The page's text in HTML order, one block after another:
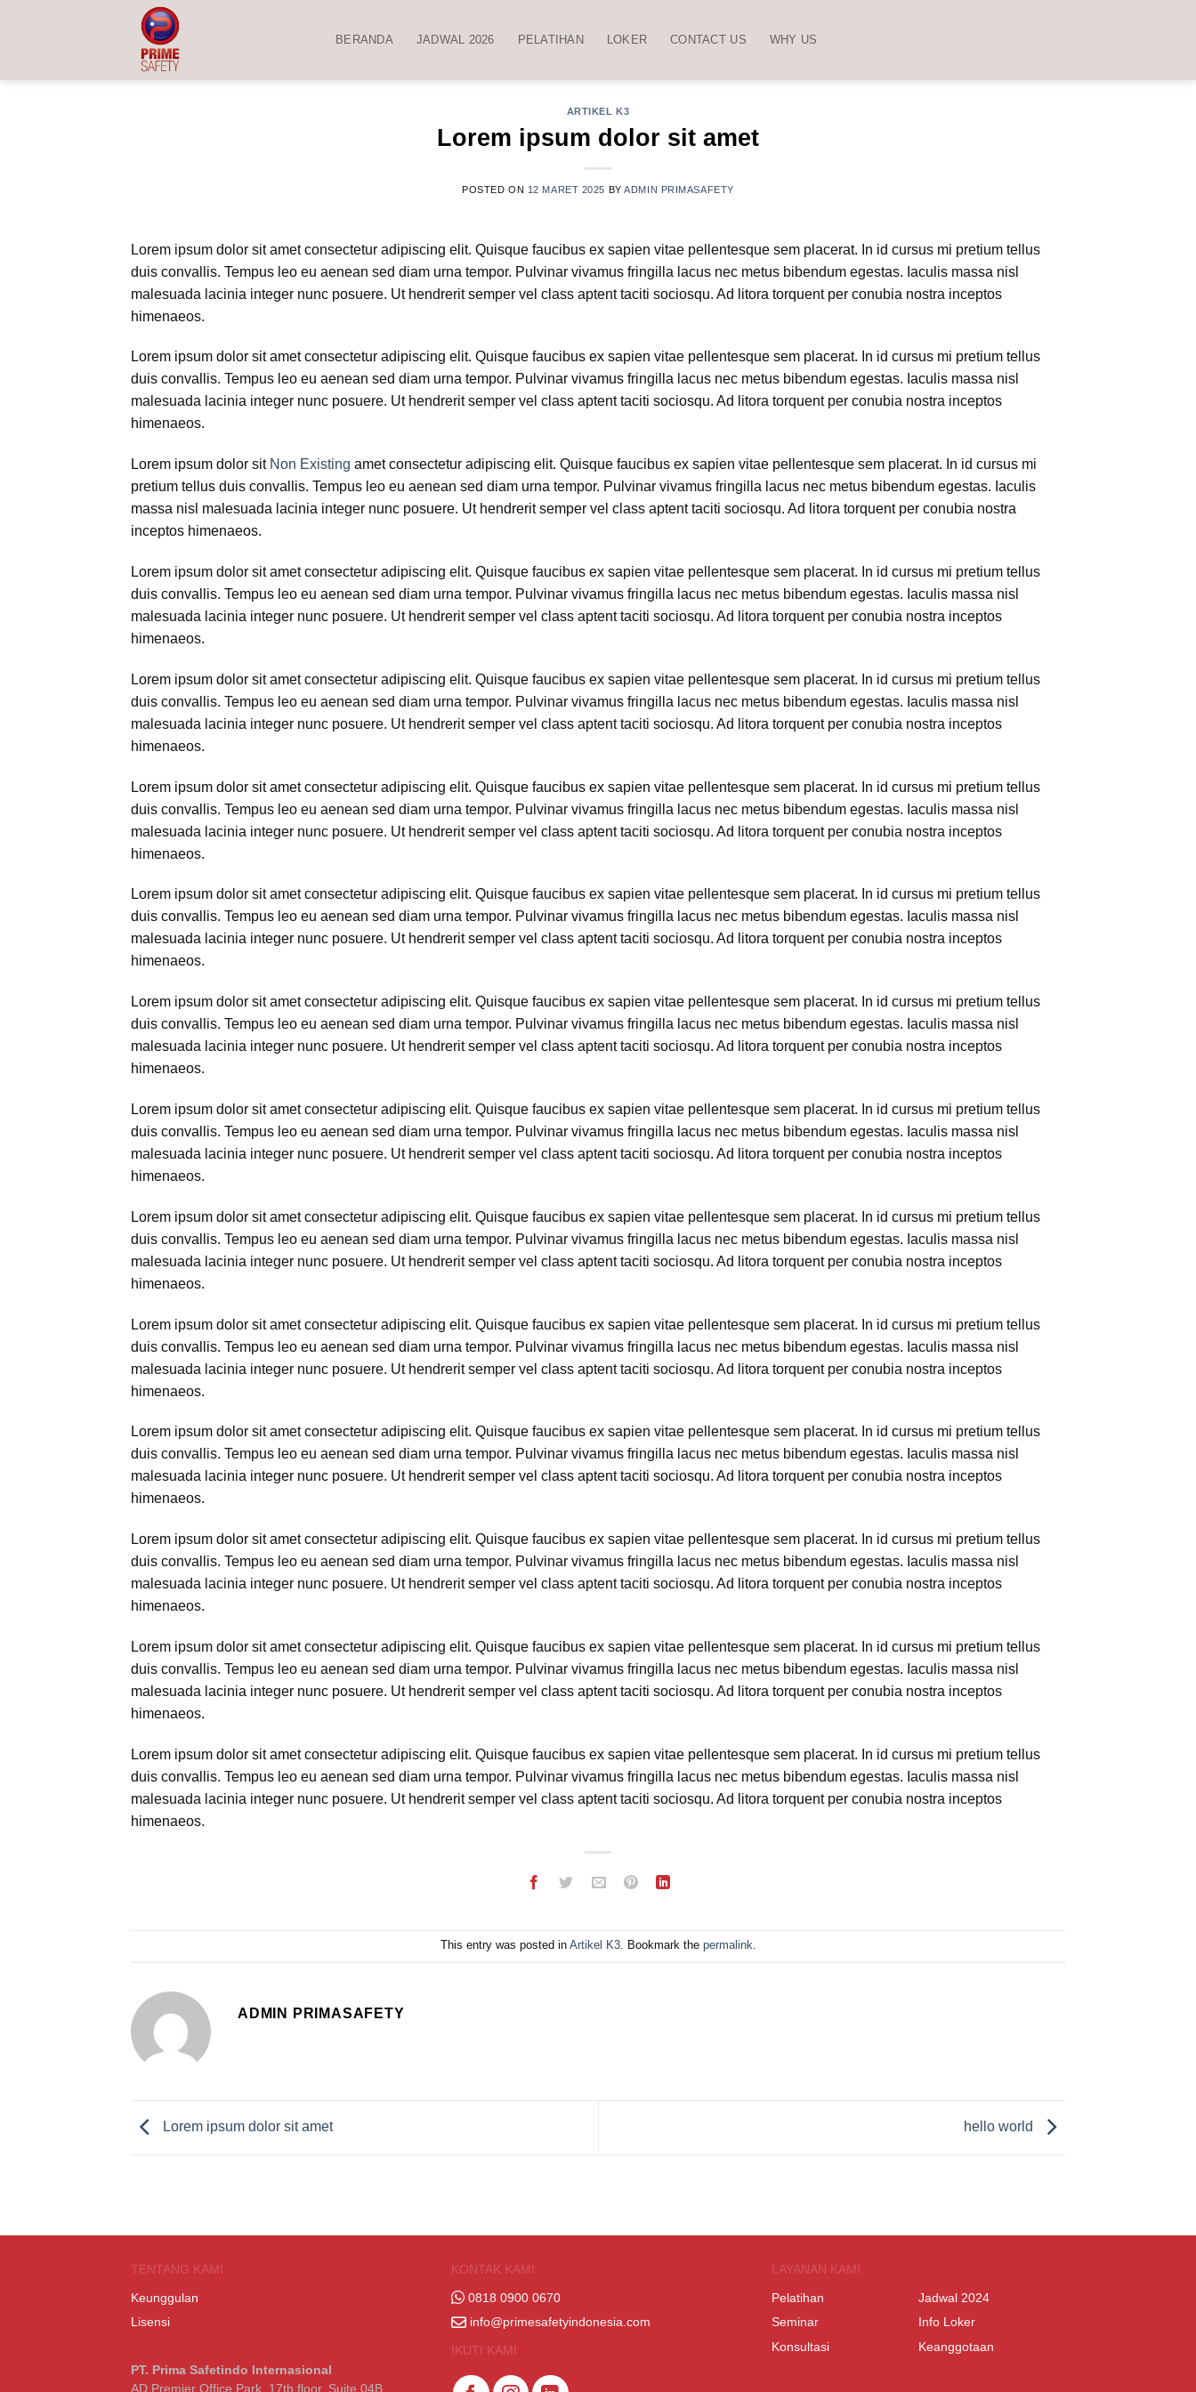
BERANDA JADWAL 2026 PELATIHAN LOKER CONTACT US WHY US
ARTIKEL K3
Lorem ipsum dolor sit amet
POSTED ON 12 MARET 2025 BYADMIN PRIMASAFETY
Lorem ipsum dolor sit amet consectetur adipiscing elit. Quisque faucibus ex sapien vitae pellentesque sem placerat. In id cursus mi pretium tellus
duis convallis. Tempus leo eu aenean sed diam urna tempor. Pulvinar vivamus fringilla lacus nec metus bibendum egestas. Iaculis massa nisl
malesuada lacinia integer nunc posuere. Ut hendrerit semper vel class aptent taciti sociosqu. Ad litora torquent per conubia nostra inceptos
himenaeos.
Lorem ipsum dolor sit amet consectetur adipiscing elit. Quisque faucibus ex sapien vitae pellentesque sem placerat. In id cursus mi pretium tellus
duis convallis. Tempus leo eu aenean sed diam urna tempor. Pulvinar vivamus fringilla lacus nec metus bibendum egestas. Iaculis massa nisl
malesuada lacinia integer nunc posuere. Ut hendrerit semper vel class aptent taciti sociosqu. Ad litora torquent per conubia nostra inceptos
himenaeos.
Lorem ipsum dolor sit Non Existing amet consectetur adipiscing elit. Quisque faucibus ex sapien vitae pellentesque sem placerat. In id cursus mi
pretium tellus duis convallis. Tempus leo eu aenean sed diam urna tempor. Pulvinar vivamus fringilla lacus nec metus bibendum egestas. Iaculis
massa nisl malesuada lacinia integer nunc posuere. Ut hendrerit semper vel class aptent taciti sociosqu. Ad litora torquent per conubia nostra
inceptos himenaeos.
Lorem ipsum dolor sit amet consectetur adipiscing elit. Quisque faucibus ex sapien vitae pellentesque sem placerat. In id cursus mi pretium tellus
duis convallis. Tempus leo eu aenean sed diam urna tempor. Pulvinar vivamus fringilla lacus nec metus bibendum egestas. Iaculis massa nisl
malesuada lacinia integer nunc posuere. Ut hendrerit semper vel class aptent taciti sociosqu. Ad litora torquent per conubia nostra inceptos
himenaeos.
Lorem ipsum dolor sit amet consectetur adipiscing elit. Quisque faucibus ex sapien vitae pellentesque sem placerat. In id cursus mi pretium tellus
duis convallis. Tempus leo eu aenean sed diam urna tempor. Pulvinar vivamus fringilla lacus nec metus bibendum egestas. Iaculis massa nisl
malesuada lacinia integer nunc posuere. Ut hendrerit semper vel class aptent taciti sociosqu. Ad litora torquent per conubia nostra inceptos
himenaeos.
Lorem ipsum dolor sit amet consectetur adipiscing elit. Quisque faucibus ex sapien vitae pellentesque sem placerat. In id cursus mi pretium tellus
duis convallis. Tempus leo eu aenean sed diam urna tempor. Pulvinar vivamus fringilla lacus nec metus bibendum egestas. Iaculis massa nisl
malesuada lacinia integer nunc posuere. Ut hendrerit semper vel class aptent taciti sociosqu. Ad litora torquent per conubia nostra inceptos
himenaeos.
Lorem ipsum dolor sit amet consectetur adipiscing elit. Quisque faucibus ex sapien vitae pellentesque sem placerat. In id cursus mi pretium tellus
duis convallis. Tempus leo eu aenean sed diam urna tempor. Pulvinar vivamus fringilla lacus nec metus bibendum egestas. Iaculis massa nisl
malesuada lacinia integer nunc posuere. Ut hendrerit semper vel class aptent taciti sociosqu. Ad litora torquent per conubia nostra inceptos
himenaeos.
Lorem ipsum dolor sit amet consectetur adipiscing elit. Quisque faucibus ex sapien vitae pellentesque sem placerat. In id cursus mi pretium tellus
duis convallis. Tempus leo eu aenean sed diam urna tempor. Pulvinar vivamus fringilla lacus nec metus bibendum egestas. Iaculis massa nisl
malesuada lacinia integer nunc posuere. Ut hendrerit semper vel class aptent taciti sociosqu. Ad litora torquent per conubia nostra inceptos
himenaeos.
Lorem ipsum dolor sit amet consectetur adipiscing elit. Quisque faucibus ex sapien vitae pellentesque sem placerat. In id cursus mi pretium tellus
duis convallis. Tempus leo eu aenean sed diam urna tempor. Pulvinar vivamus fringilla lacus nec metus bibendum egestas. Iaculis massa nisl
malesuada lacinia integer nunc posuere. Ut hendrerit semper vel class aptent taciti sociosqu. Ad litora torquent per conubia nostra inceptos
himenaeos.
Lorem ipsum dolor sit amet consectetur adipiscing elit. Quisque faucibus ex sapien vitae pellentesque sem placerat. In id cursus mi pretium tellus
duis convallis. Tempus leo eu aenean sed diam urna tempor. Pulvinar vivamus fringilla lacus nec metus bibendum egestas. Iaculis massa nisl
malesuada lacinia integer nunc posuere. Ut hendrerit semper vel class aptent taciti sociosqu. Ad litora torquent per conubia nostra inceptos
himenaeos.
Lorem ipsum dolor sit amet consectetur adipiscing elit. Quisque faucibus ex sapien vitae pellentesque sem placerat. In id cursus mi pretium tellus
duis convallis. Tempus leo eu aenean sed diam urna tempor. Pulvinar vivamus fringilla lacus nec metus bibendum egestas. Iaculis massa nisl
malesuada lacinia integer nunc posuere. Ut hendrerit semper vel class aptent taciti sociosqu. Ad litora torquent per conubia nostra inceptos
himenaeos.
Lorem ipsum dolor sit amet consectetur adipiscing elit. Quisque faucibus ex sapien vitae pellentesque sem placerat. In id cursus mi pretium tellus
duis convallis. Tempus leo eu aenean sed diam urna tempor. Pulvinar vivamus fringilla lacus nec metus bibendum egestas. Iaculis massa nisl
malesuada lacinia integer nunc posuere. Ut hendrerit semper vel class aptent taciti sociosqu. Ad litora torquent per conubia nostra inceptos
himenaeos.
Lorem ipsum dolor sit amet consectetur adipiscing elit. Quisque faucibus ex sapien vitae pellentesque sem placerat. In id cursus mi pretium tellus
duis convallis. Tempus leo eu aenean sed diam urna tempor. Pulvinar vivamus fringilla lacus nec metus bibendum egestas. Iaculis massa nisl
malesuada lacinia integer nunc posuere. Ut hendrerit semper vel class aptent taciti sociosqu. Ad litora torquent per conubia nostra inceptos
himenaeos.
Lorem ipsum dolor sit amet consectetur adipiscing elit. Quisque faucibus ex sapien vitae pellentesque sem placerat. In id cursus mi pretium tellus
duis convallis. Tempus leo eu aenean sed diam urna tempor. Pulvinar vivamus fringilla lacus nec metus bibendum egestas. Iaculis massa nisl
malesuada lacinia integer nunc posuere. Ut hendrerit semper vel class aptent taciti sociosqu. Ad litora torquent per conubia nostra inceptos
himenaeos.
Lorem ipsum dolor sit amet consectetur adipiscing elit. Quisque faucibus ex sapien vitae pellentesque sem placerat. In id cursus mi pretium tellus
duis convallis. Tempus leo eu aenean sed diam urna tempor. Pulvinar vivamus fringilla lacus nec metus bibendum egestas. Iaculis massa nisl
malesuada lacinia integer nunc posuere. Ut hendrerit semper vel class aptent taciti sociosqu. Ad litora torquent per conubia nostra inceptos
himenaeos.
This entry was posted in Artikel K3. Bookmark the permalink.
ADMIN PRIMASAFETY
Lorem ipsum dolor sit amet hello world
TENTANG KAMI
Keunggulan
Lisensi
PT. Prima Safetindo Internasional
AD Premier Office Park, 17th floor, Suite 04B
KONTAK KAMI
0818 0900 0670
info@primesafetyindonesia.com
IKUTI KAMI
LAYANAN KAMI
Pelatihan
Seminar
Konsultasi
Jadwal 2024
Info Loker
Keanggotaan